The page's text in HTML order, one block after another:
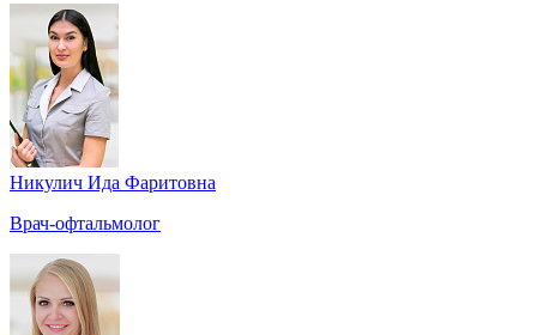
Никулич Ида Фаритовна
Врач-офтальмолог